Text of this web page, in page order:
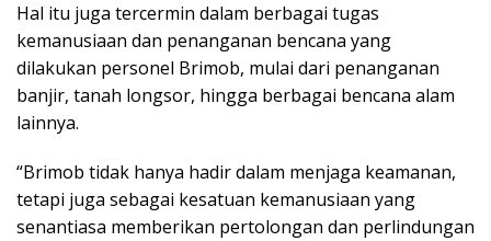
Hal itu juga tercermin dalam berbagai tugas
kemanusiaan dan penanganan bencana yang
dilakukan personel Brimob, mulai dari penanganan
banjir, tanah longsor, hingga berbagai bencana alam
lainnya.
“Brimob tidak hanya hadir dalam menjaga keamanan,
tetapi juga sebagai kesatuan kemanusiaan yang
senantiasa memberikan pertolongan dan perlindungan